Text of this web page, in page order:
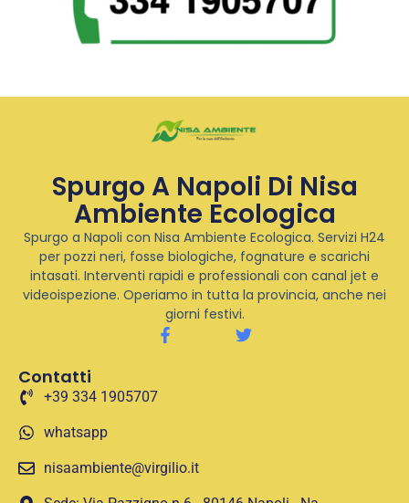
Spurgo A Napoli Di Nisa
Ambiente Ecologica
Spurgo a Napoli con Nisa Ambiente Ecologica. Servizi H24
per pozzi neri, fosse biologiche, fognature e scarichi
intasati. Interventi rapidi e professionali con canal jet e
videoispezione. Operiamo in tutta la provincia, anche nei
giorni festivi.
Contatti
+39 334 1905707
whatsapp
nisaambiente@virgilio.it